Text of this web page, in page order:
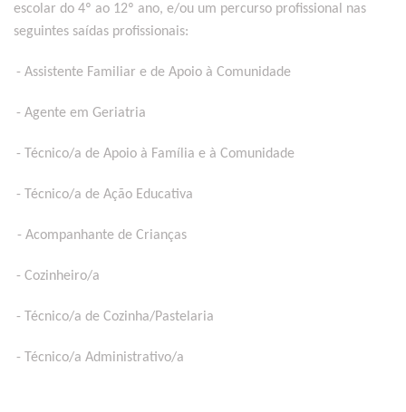
escolar do 4º ao 12º ano, e/ou um percurso profissional nas
seguintes saídas profissionais:
- Assistente Familiar e de Apoio à Comunidade
- Agente em Geriatria
- Técnico/a de Apoio à Família e à Comunidade
- Técnico/a de Ação Educativa
- Acompanhante de Crianças
- Cozinheiro/a
- Técnico/a de Cozinha/Pastelaria
- Técnico/a Administrativo/a